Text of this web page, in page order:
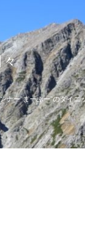
ナー”まーぶー”のダイエ